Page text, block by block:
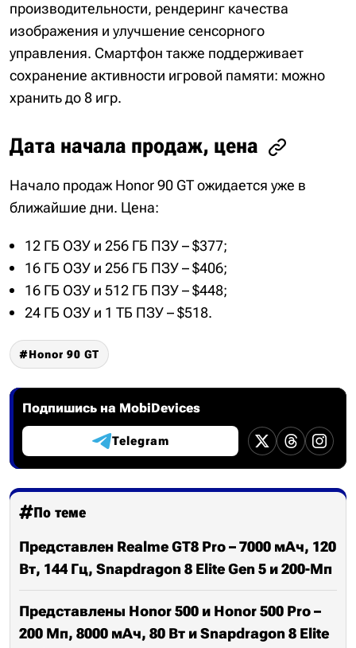
производительности, рендеринг качества
изображения и улучшение сенсорного
управления. Смартфон также поддерживает
сохранение активности игровой памяти: можно
хранить до 8 игр.
Дата начала продаж, цена
Начало продаж Honor 90 GT ожидается уже в
ближайшие дни. Цена:
12 ГБ ОЗУ и 256 ГБ ПЗУ – $377;
16 ГБ ОЗУ и 256 ГБ ПЗУ – $406;
16 ГБ ОЗУ и 512 ГБ ПЗУ – $448;
24 ГБ ОЗУ и 1 ТБ ПЗУ – $518.
Honor 90 GT
Подпишись на MobiDevices
Telegram
По теме
Представлен Realme GT8 Pro – 7000 мАч, 120
Вт, 144 Гц, Snapdragon 8 Elite Gen 5 и 200-Мп
Представлены Honor 500 и Honor 500 Pro –
200 Мп, 8000 мАч, 80 Вт и Snapdragon 8 Elite